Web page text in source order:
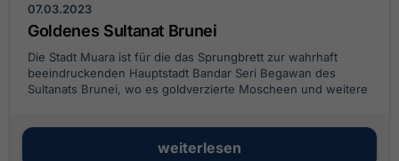
07.03.2023
Goldenes Sultanat Brunei
Die Stadt Muara ist für die das Sprungbrett zur wahrhaft
beeindruckenden Hauptstadt Bandar Seri Begawan des
Sultanats Brunei, wo es goldverzierte Moscheen und weitere
weiterlesen